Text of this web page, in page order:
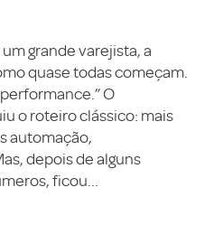
grande varejista, a
quase todas começam.
O
o roteiro clássico: mais
automação,
depois de alguns
ficou...